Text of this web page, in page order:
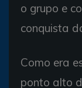
o grupo e
conquista
Como era
ponto alto